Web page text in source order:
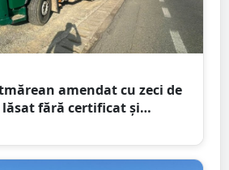
amendat cu zeci de
lăsat fără certificat și